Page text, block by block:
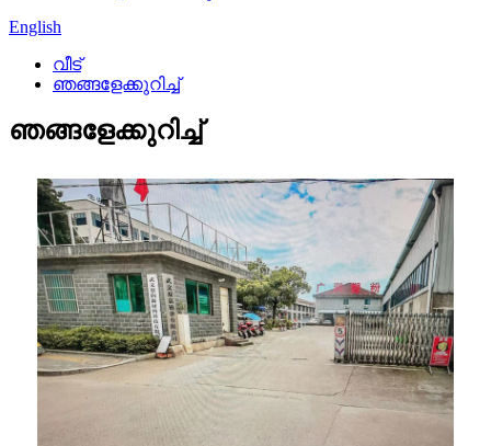
English
വീട്
ഞങ്ങളേക്കുറിച്ച്
ഞങ്ങളേക്കുറിച്ച്